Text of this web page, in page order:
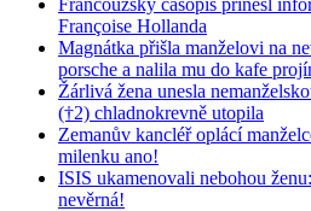
Françoise Hollanda
Magnátka přišla manželovi na
porsche a nalila mu do kafe
Žárlivá žena unesla
(†2) chladnokrevně utopila
Zemanův kancléř oplácí
milenku ano!
ISIS ukamenovali nebohou
nevěrná!